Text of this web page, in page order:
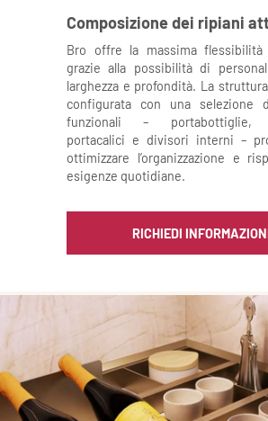
Composizione dei ripiani
Bro offre la massima flessibilità
grazie alla possibilità di
larghezza e profondità. La
configurata con una selezione
funzionali – portabottiglie,
portacalici e divisori interni –
ottimizzare l’organizzazione e
esigenze quotidiane.
RICHIEDI